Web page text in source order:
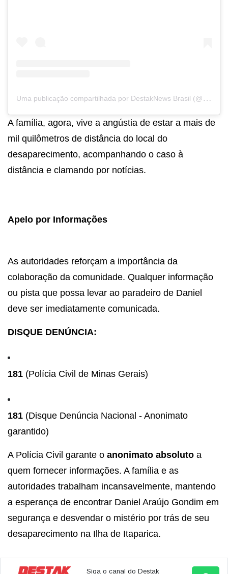
U
ma publicação compartilhada por DestakNews Brasil (@destaknewsbrasiloficial)
A família, agora, vive a angústia de estar a mais de
mil quilômetros de distância do local do
desaparecimento, acompanhando o caso à
distância e clamando por notícias.
Apelo por Informações
As autoridades reforçam a importância da
colaboração da comunidade. Qualquer informação
ou pista que possa levar ao paradeiro de Daniel
deve ser imediatamente comunicada.
DISQUE DENÚNCIA:
181 (Polícia Civil de Minas Gerais)
181 (Disque Denúncia Nacional - Anonimato
garantido)
A Polícia Civil garante o anonimato absoluto a
quem fornecer informações. A família e as
autoridades trabalham incansavelmente, mantendo
a esperança de encontrar Daniel Araújo Gondim em
segurança e desvendar o mistério por trás de seu
desaparecimento na Ilha de Itaparica.
Siga o canal do Destak